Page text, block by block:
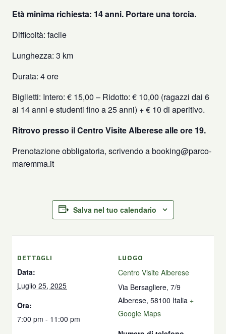
Età minima richiesta: 14 anni. Portare una torcia.
Difficoltà: facile
Lunghezza: 3 km
Durata: 4 ore
Biglietti: Intero: € 15,00 – Ridotto: € 10,00 (ragazzi dai 6
ai 14 anni e studenti fino a 25 anni) + € 10 di aperitivo.
Ritrovo presso il Centro Visite Alberese alle ore 19.
Prenotazione obbligatoria, scrivendo a booking@parco-
maremma.it
Salva nel tuo calendario
DETTAGLI
Data:
Luglio 25, 2025
Ora:
7:00 pm - 11:00 pm
LUOGO
Centro Visite Alberese
Via Bersagliere, 7/9
Alberese, 58100 Italia +
Google Maps